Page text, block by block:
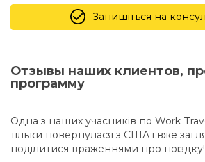
Запишіться на
Отзывы наших клиентов,
программу
Одна з наших учасників по Work
тільки повернулася з США і вже
поділитися враженнями про